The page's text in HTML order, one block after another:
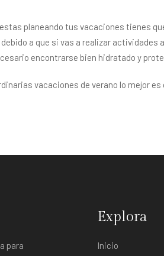
planeando tus vacaciones tienes
a que si vas a realizar
encontrarse bien hidratado y
vacaciones de verano lo mejor
para
Explora
Inicio